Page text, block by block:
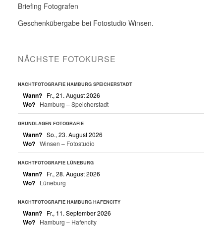
Briefing Fotografen
Geschenkübergabe bei Fotostudio Winsen.
NÄCHSTE FOTOKURSE
NACHTFOTOGRAFIE HAMBURG SPEICHERSTADT
Wann? Fr., 21. August 2026
Wo? Hamburg – Speicherstadt
GRUNDLAGEN FOTOGRAFIE
Wann? So., 23. August 2026
Wo? Winsen – Fotostudio
NACHTFOTOGRAFIE LÜNEBURG
Wann? Fr., 28. August 2026
Wo? Lüneburg
NACHTFOTOGRAFIE HAMBURG HAFENCITY
Wann? Fr., 11. September 2026
Wo? Hamburg – Hafencity